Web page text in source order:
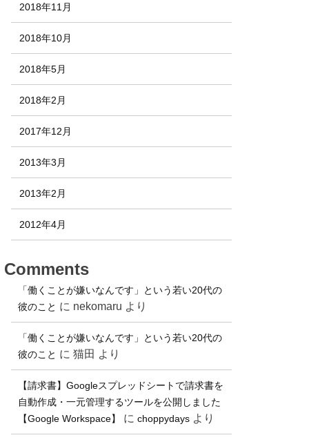
2018年11月
2018年10月
2018年5月
2018年2月
2017年12月
2013年3月
2013年2月
2012年4月
Comments
「働くことが嫌いなんです」という若い20代の
彼のこと に nekomaru より
「働くことが嫌いなんです」という若い20代の
彼のこと に 猫田 より
【請求書】Googleスプレッドシートで請求書を
自動作成・一元管理するツールを公開しました
【Google Workspace】
に choppydays より